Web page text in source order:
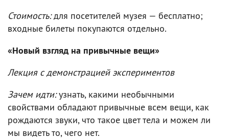
Стоимость:для посетителей музея — бесплатно;
входные билеты покупаются отдельно.
«Новый взгляд на привычные вещи»
Лекция с демонстрацией экспериментов
Зачем идти:узнать, какими необычными
свойствами обладают привычные всем вещи, как
рождаются звуки, что такое цвет тела и можем ли
мы видеть то, чего нет.